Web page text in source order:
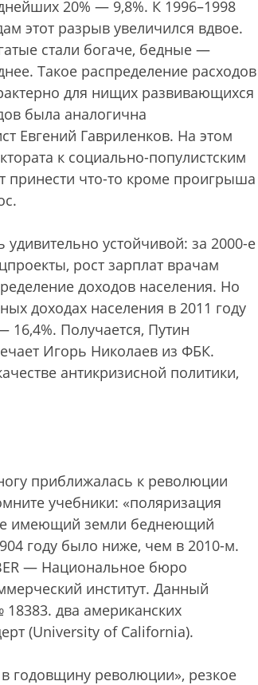
20% — 9,8%. К 1996–1998
этот разрыв увеличился вдвое.
стали богаче, бедные —
Такое распределение расходов
для нищих развивающихся
была аналогична
Евгений Гавриленков. На этом
к социально-популистским
принести что-то кроме проигрыша
удивительно устойчивой: за 2000-е
рост зарплат врачам
доходов населения. Но
доходах населения в 2011 году
16,4%. Получается, Путин
Игорь Николаев из ФБК.
антикризисной политики,
приближалась к революции
учебники: «поляризация
имеющий земли беднеющий
году было ниже, чем в 2010-м.
— Национальное бюро
институт. Данный
18383. два американских
(University of California).
годовщину революции», резкое